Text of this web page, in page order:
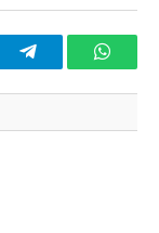
Telegram